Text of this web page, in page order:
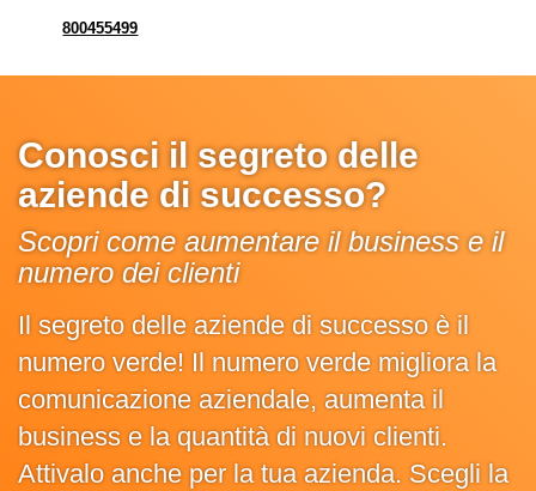
800455499
Conosci il segreto delle
aziende di successo?
Scopri come aumentare il business e il
numero dei clienti
Il segreto delle aziende di successo è il
numero verde! Il numero verde migliora la
comunicazione aziendale, aumenta il
business e la quantità di nuovi clienti.
Attivalo anche per la tua azienda. Scegli la